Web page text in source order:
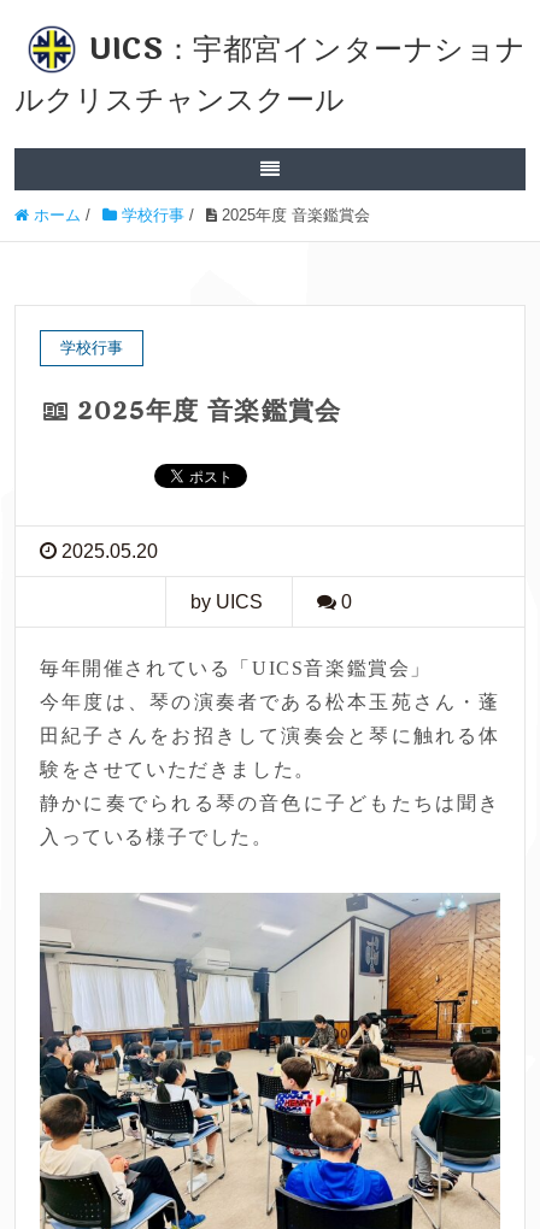
UICS：宇都宮インターナショナ
ルクリスチャンスクール
ホーム / 学校行事 / 2025年度 音楽鑑賞会
学校行事
2025年度 音楽鑑賞会
2025.05.20
by UICS 0
毎年開催されている「UICS音楽鑑賞会」
今年度は、琴の演奏者である松本玉苑さん・蓬
田紀子さんをお招きして演奏会と琴に触れる体
験をさせていただきました。
静かに奏でられる琴の音色に子どもたちは聞き
入っている様子でした。